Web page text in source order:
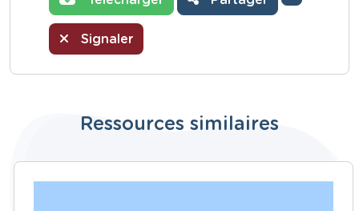
Signaler
Ressources similaires